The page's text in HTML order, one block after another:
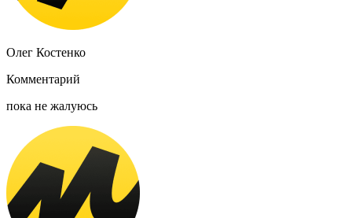
Олег Костенко
Комментарий
пока не жалуюсь